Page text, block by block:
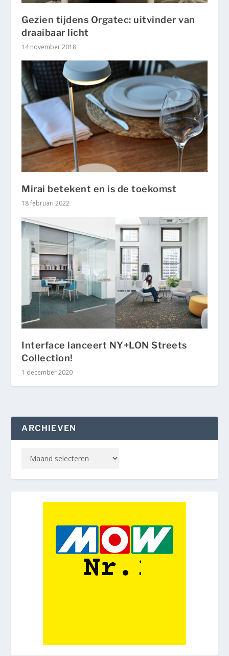
Gezien tijdens Orgatec: uitvinder van
draaibaar licht
14 november 2018
Mirai betekent en is de toekomst
18 februari 2022
Interface lanceert NY+LON Streets
Collection!
1 december 2020
ARCHIEVEN